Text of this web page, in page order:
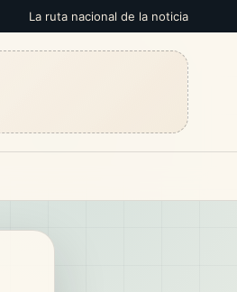
La ruta nacional de la noticia